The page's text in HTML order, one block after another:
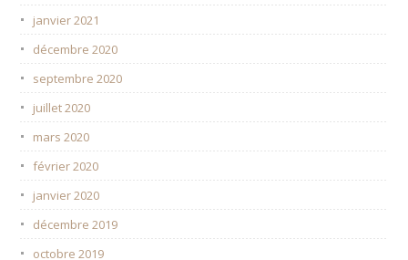
janvier 2021
décembre 2020
septembre 2020
juillet 2020
mars 2020
février 2020
janvier 2020
décembre 2019
octobre 2019